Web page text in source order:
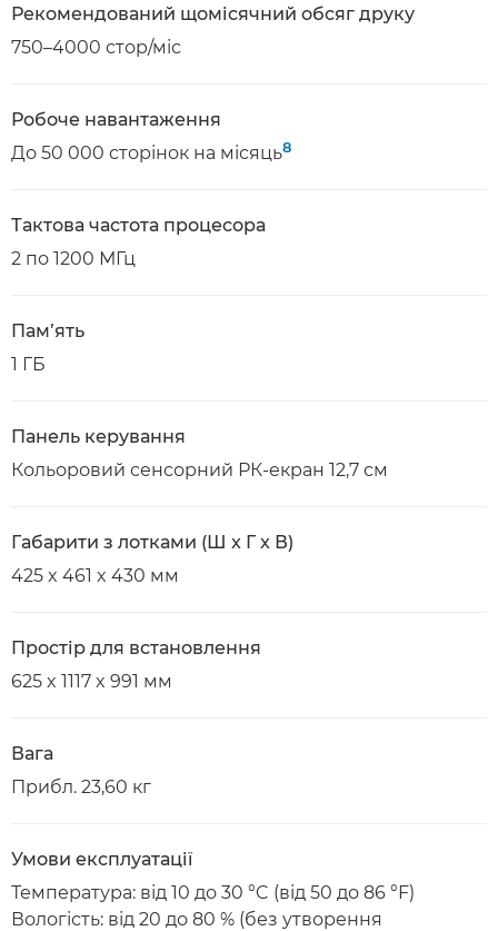
Рекомендований щомісячний обсяг друку
750–4000 стор/міс
Робоче навантаження
До 50 000 сторінок на місяць8
Тактова частота процесора
2 по 1200 МГц
Пам’ять
1 ГБ
Панель керування
Кольоровий сенсорний РК-екран 12,7 см
Габарити з лотками (Ш x Г x В)
425 x 461 x 430 мм
Простір для встановлення
625 x 1117 x 991 мм
Вага
Прибл. 23,60 кг
Умови експлуатації
Температура: від 10 до 30 °C (від 50 до 86 °F)
Вологість: від 20 до 80 % (без утворення